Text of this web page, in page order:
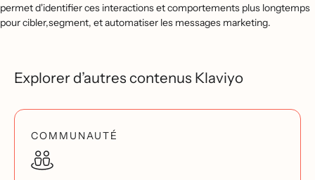
permet d'identifier ces interactions et comportements plus longtemps
pour cibler,segment, et automatiser les messages marketing.
Explorer d’autres contenus Klaviyo
COMMUNAUTÉ